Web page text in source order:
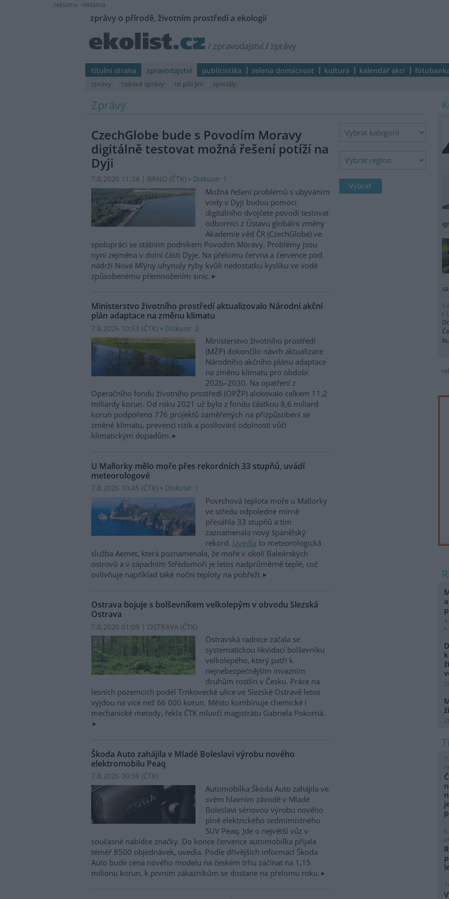
reklama reklama
zprávy o přírodě, životním prostředí a ekologii
/ zpravodajství/ zprávy
titulní strana zpravodajství publicistika zelená domácnost kultura kalendář akcí
zprávy tiskové zprávy co píší jiní speciály
Zprávy
CzechGlobe bude s Povodím Moravy
digitálně testovat možná řešení potíží na
Dyji
7.8.2026 11:34 | BRNO (ČTK) Diskuse: 1
Možná řešení problémů s ubýváním
vody v Dyji budou pomocí
digitálního dvojčete povodí testovat
odborníci z Ústavu globální změny
Akademie věd ČR (CzechGlobe) ve
spolupráci se státním podnikem Povodím Moravy. Problémy jsou
nyní zejména v dolní části Dyje. Na přelomu června a července pod
nádrží Nové Mlýny uhynuly ryby kvůli nedostatku kyslíku ve vodě
způsobenému přemnožením sinic.
Ministerstvo životního prostředí aktualizovalo Národní akční
plán adaptace na změnu klimatu
7.8.2026 10:53 (ČTK) Diskuse: 2
Ministerstvo životního prostředí
(MŽP) dokončilo návrh aktualizace
Národního akčního plánu adaptace
na změnu klimatu pro období
2026–2030. Na opatření z
Operačního fondu životního prostředí (OPŽP) alokovalo celkem 11,2
miliardy korun. Od roku 2021 už bylo z fondu částkou 8,6 miliard
korun podpořeno 776 projektů zaměřených na přizpůsobení se
změně klimatu, prevenci rizik a posilování odolnosti vůči
klimatickým dopadům.
U Mallorky mělo moře přes rekordních 33 stupňů, uvádí
meteorologové
7.8.2026 10:45 (ČTK) Diskuse: 1
Povrchová teplota moře u Mallorky
ve středu odpoledne mírně
přesáhla 33 stupňů a tím
zaznamenala nový španělský
rekord. Uvedla to meteorologická
služba Aemet, která poznamenala, že moře v okolí Baleárských
ostrovů a v západním Středomoří je letos nadprůměrně teplé, což
ovlivňuje například také noční teploty na pobřeží.
Ostrava bojuje s bolševníkem velkolepým v obvodu Slezská
Ostrava
7.8.2026 01:09 | OSTRAVA (ČTK)
Ostravská radnice začala se
systematickou likvidací bolševníku
velkolepého, který patří k
nejnebezpečnějším invazním
druhům rostlin v Česku. Práce na
lesních pozemcích podél Trnkovecké ulice ve Slezské Ostravě letos
vyjdou na více než 66 000 korun. Město kombinuje chemické i
mechanické metody, řekla ČTK mluvčí magistrátu Gabriela Pokorná.
Škoda Auto zahájila v Mladé Boleslavi výrobu nového
elektromobilu Peaq
7.8.2026 00:36 (ČTK)
Automobilka Škoda Auto zahájila ve
svém hlavním závodě v Mladé
Boleslavi sériovou výrobu nového
plně elektrického sedmimístného
SUV Peaq. Jde o největší vůz v
současné nabídce značky. Do konce července automobilka přijala
téměř 8500 objednávek, uvedla. Podle dřívějších informací Škoda
Auto bude cena nového modelu na českém trhu začínat na 1,15
milionu korun, k prvním zákazníkům se dostane na přelomu roku.